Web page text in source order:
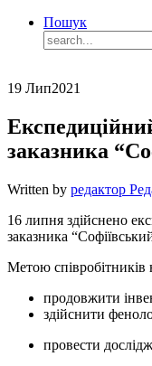
Пошук
19 Лип2021
заказника
Written by редактор
16 липня здійснено
заказника
Метою співробітників
продовжити
здійснити
провести